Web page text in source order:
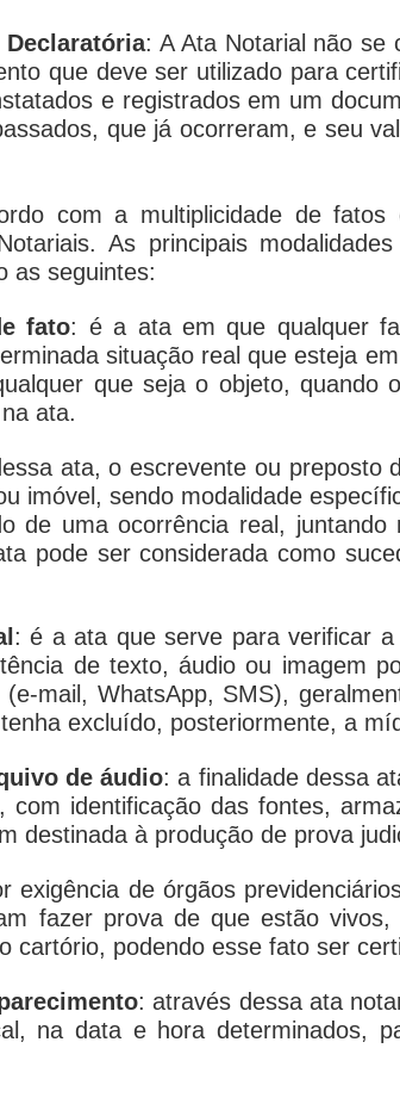
: A Ata Notarial não se
que deve ser utilizado para
e registrados em um
que já ocorreram, e seu
com a multiplicidade de fatos
As principais
as seguintes:
fato: é a ata em que qualquer
situação real que esteja
que seja o objeto, quando
ata.
ata, o escrevente ou preposto
imóvel, sendo modalidade
de uma ocorrência real,
pode ser considerada como
: é a ata que serve para verificar
de texto, áudio ou imagem
(e-mail , WhatsApp, SMS),
excluído, posteriormente, a
de áudio: a finalidade dessa
identificação das fontes,
destinada à produção de prova
exigência de órgãos
fazer prova de que estão
cartório, podendo esse fato ser
: através dessa ata
na data e hora determinados,